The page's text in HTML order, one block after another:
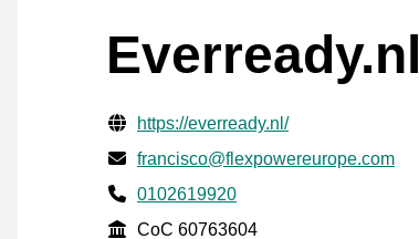
Everready.nl
Geprüfte Kontaktinformationen
Website URL
https://everready.nl/
E-mail
francisco@flexpowereurope.com
Phone number
0102619920
CoC
CoC 60763604